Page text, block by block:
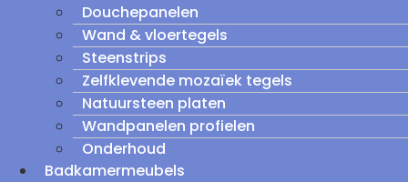
Douchepanelen
Wand & vloertegels
Steenstrips
Zelfklevende mozaïek tegels
Natuursteen platen
Wandpanelen profielen
Onderhoud
Badkamermeubels